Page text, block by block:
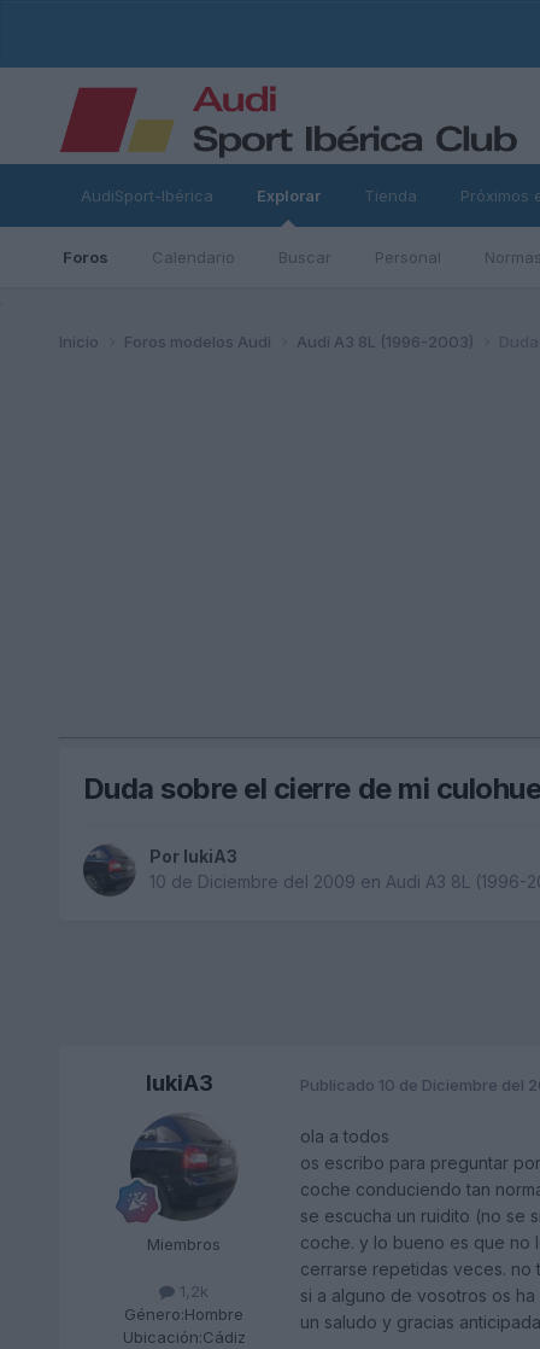
AudiSport-Ibérica Explorar
Foros Calendario Buscar Personal
Tienda Próximos
Inicio Foros modelos Audi Audi A3 8L (1996-2003)
Duda sobre el cierre de mi
Por lukiA3
10 de Diciembre del 2009 en Audi A3 8L (1996-
lukiA3
Miembros
1,2k
Género:Hombre
Ubicación:Cádiz
Publicado 10 de Diciembre del
ola a todos
os escribo para preguntar
coche conduciendo tan
se escucha un ruidito (no se
coche. y lo bueno es que no
cerrarse repetidas veces.
si a alguno de vosotros os
un saludo y gracias